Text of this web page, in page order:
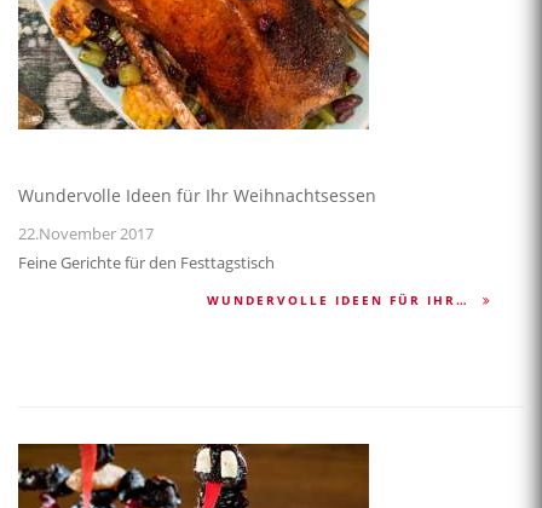
Wundervolle Ideen für Ihr Weihnachtsessen
22.November 2017
Feine Gerichte für den Festtagstisch
WUNDERVOLLE IDEEN FÜR IHR…